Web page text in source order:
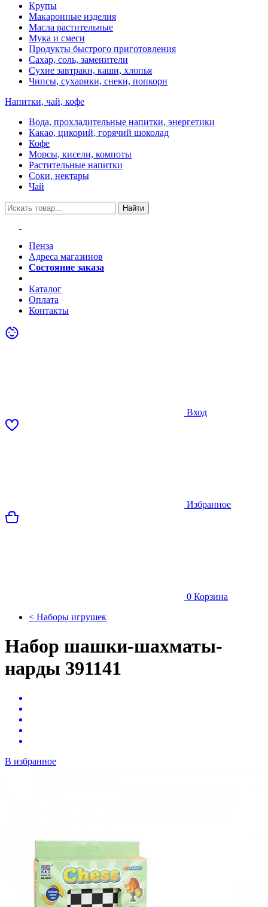
Крупы
Макаронные изделия
Масла растительные
Мука и смеси
Продукты быстрого приготовления
Сахар, соль, заменители
Сухие завтраки, каши, хлопья
Чипсы, сухарики, снеки, попкорн
Напитки, чай, кофе
Вода, прохладительные напитки, энергетики
Какао, цикорий, горячий шоколад
Кофе
Морсы, кисели, компоты
Растительные напитки
Соки, нектары
Чай
Найти
Пенза
Адреса магазинов
Состояние заказа
Каталог
Оплата
Контакты
Вход
Избранное
0 Корзина
< Наборы игрушек
Набор шашки-шахматы-
нарды 391141
В избранное